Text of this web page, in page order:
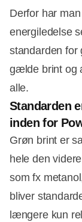
Derfor har
energiledelse
standarden for
gælde brint og
alle.
Standarden
inden for
Grøn brint er
hele den
som fx
bliver
længere kun